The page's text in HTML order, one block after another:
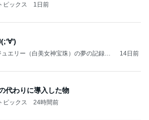
ピックス 1日前
ュエリー（白美女神宝珠）の夢の記録
14日前
代わりに導入した物
ピックス 24時間前